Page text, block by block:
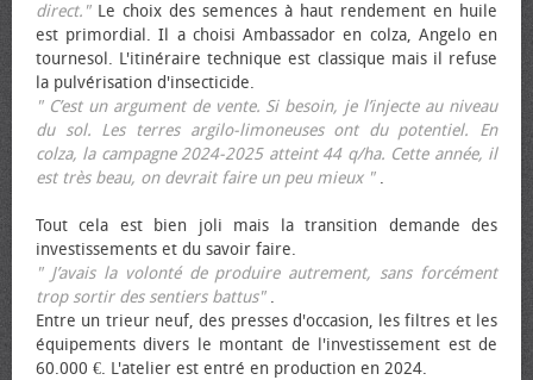
direct."Le choix des semences à haut rendement en huile
est primordial. Il a choisi Ambassador en colza, Angelo en
tournesol. L'itinéraire technique est classique mais il refuse
la pulvérisation d'insecticide.
" C’est un argument de vente. Si besoin, je l’injecte au niveau
du sol. Les terres argilo-limoneuses ont du potentiel. En
colza, la campagne 2024-2025 atteint 44 q/ha. Cette année, il
est très beau, on devrait faire un peu mieux ".
Tout cela est bien joli mais la transition demande des
investissements et du savoir faire.
" J’avais la volonté de produire autrement, sans forcément
trop sortir des sentiers battus".
Entre un trieur neuf, des presses d'occasion, les filtres et les
équipements divers le montant de l'investissement est de
60.000 €. L'atelier est entré en production en 2024.